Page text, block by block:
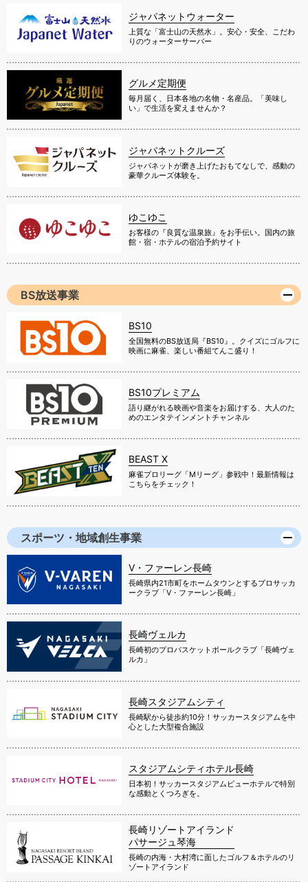
ジャパネットウォーター
上質な「富士山の天然水」。安心・安全、こだわ
りのウォーターサーバー
グルメ定期便
毎月届く、日本各地の名物・名産品。「美味し
い」で生活を変えませんか？
ジャパネットクルーズ
ジャパネットが磨き上げたおもてなしで、感動の
豪華クルーズ体験を。
ゆこゆこ
お客様の『良質な温泉旅』をお手伝い。国内の旅
館・宿・ホテルの宿泊予約サイト
BS放送事業
BS10
全国無料のBS放送局『BS10』。クイズにゴルフに
映画に麻雀、楽しい番組てんこ盛り！
BS10プレミアム
語り継がれる映画や音楽をお届けする、大人のた
めのエンタテインメントチャンネル
BEAST X
麻雀プロリーグ「Mリーグ」参戦中！最新情報は
こちらをチェック！
スポーツ・地域創生事業
V・ファーレン長崎
長崎県内21市町をホームタウンとするプロサッカ
ークラブ「V・ファーレン長崎」
長崎ヴェルカ
長崎初のプロバスケットボールクラブ「長崎ヴェ
ルカ」
長崎スタジアムシティ
長崎駅から徒歩約10分！サッカースタジアムを中
心とした大型複合施設
スタジアムシティホテル長崎
日本初！サッカースタジアムビューホテルで特別
な感動とくつろぎを。
長崎リゾートアイランド
パサージュ琴海
長崎の内海・大村湾に面したゴルフ＆ホテルのリ
ゾートアイランド